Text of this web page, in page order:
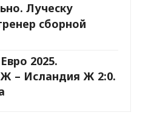
Луческу
сборной
2025.
– Исландия Ж 2:0.